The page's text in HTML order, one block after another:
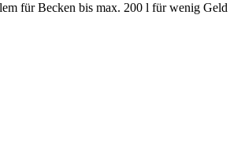
für Becken bis max. 200 l für wenig Geld